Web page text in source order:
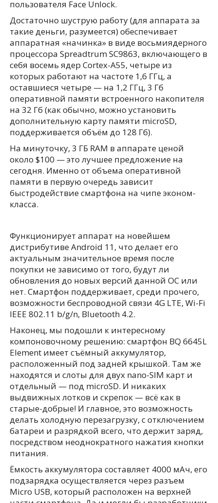
пользователя Face Unlock.
Достаточно шуструю работу (для аппарата за
такие деньги, разумеется) обеспечивает
аппаратная «начинка» в виде восьмиядерного
процессора Spreadtrum SC9863, включающего в
себя восемь ядер Cortex-A55, четыре из
которых работают на частоте 1,6 ГГц, а
оставшиеся четыре — на 1,2 ГГц, 3 Гб
оперативной памяти встроенного накопителя
на 32 Гб (как обычно, можно установить
дополнительную карту памяти microSD,
поддерживается объём до 128 Гб).
На минуточку, 3 ГБ RAM в аппарате ценой
около $100 — это лучшее предложение на
сегодня. Именно от объема оперативной
памяти в первую очередь зависит
быстродействие смартфона на чипе эконом-
класса.
Функционирует аппарат на новейшем
дистрибутиве Android 11, что делает его
актуальным значительное время после
покупки не зависимо от того, будут ли
обновления до новых версий данной ОС или
нет. Смартфон поддерживает, среди прочего,
возможности беспроводной связи 4G LTE, Wi-Fi
IEEE 802.11 b/g/n, Bluetooth 4.2.
Наконец, мы подошли к интересному
компоновочному решению: смартфон BQ 6645L
Element имеет съёмный аккумулятор,
расположенный под задней крышкой. Там же
находятся и слоты для двух nano-SIM карт и
отдельный — под microSD. И никаких
выдвижных лотков и скрепок — всё как в
старые-добрые! И главное, это возможность
делать холодную перезагрузку, с отключением
батареи и разрядкой всего, что держит заряд,
посредством неоднократного нажатия кнопки
питания.
Ёмкость аккумулятора составляет 4000 мАч, его
подзарядка осуществляется через разъем
Micro USB, который расположен на верхней